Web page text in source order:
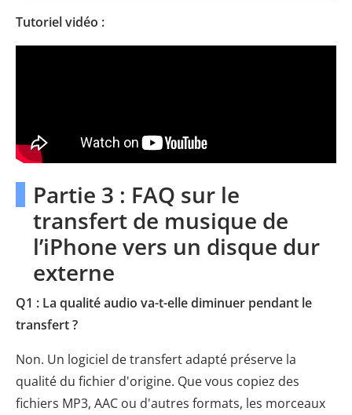
Tutoriel vidéo :
Partie 3 : FAQ sur le
transfert de musique de
l’iPhone vers un disque dur
externe
Q1 : La qualité audio va-t-elle diminuer pendant le
transfert ?
Non. Un logiciel de transfert adapté préserve la
qualité du fichier d'origine. Que vous copiez des
fichiers MP3, AAC ou d'autres formats, les morceaux